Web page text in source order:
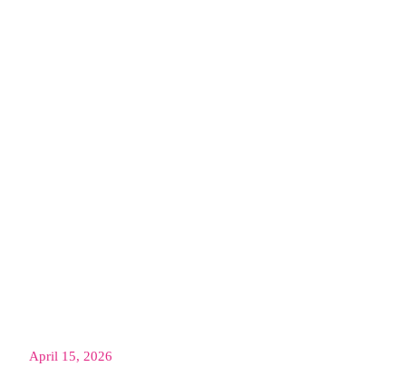
April 15, 2026